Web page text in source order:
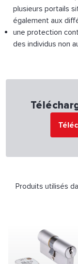
plusieurs portails
également aux
une protection
des individus non